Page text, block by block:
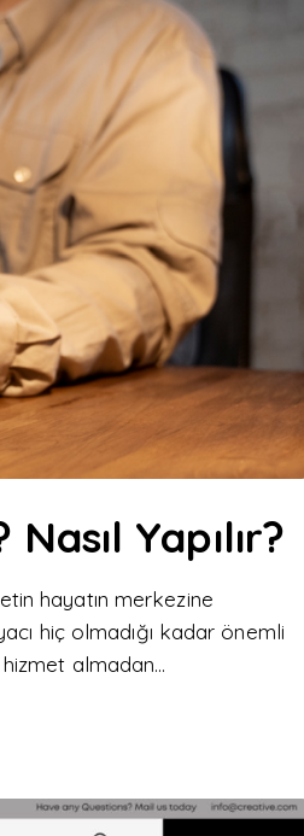
Yapılır?
hayatın merkezine
hiç olmadığı kadar önemli
almadan…